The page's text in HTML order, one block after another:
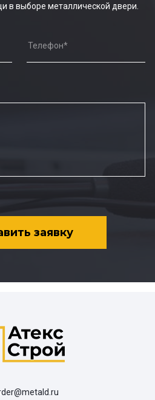
в выборе металлической двери.
заявку